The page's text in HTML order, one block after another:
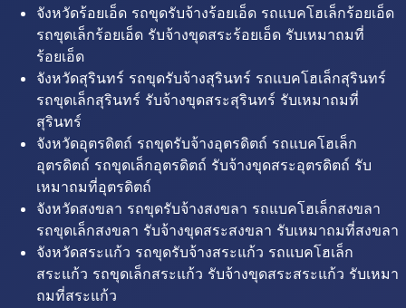
จังหวัดร้อยเอ็ด รถขุดรับจ้างร้อยเอ็ด รถแบคโฮเล็กร้อยเอ็ด
รถขุดเล็กร้อยเอ็ด รับจ้างขุดสระร้อยเอ็ด รับเหมาถมที่
ร้อยเอ็ด
จังหวัดสุรินทร์ รถขุดรับจ้างสุรินทร์ รถแบคโฮเล็กสุรินทร์
รถขุดเล็กสุรินทร์ รับจ้างขุดสระสุรินทร์ รับเหมาถมที่
สุรินทร์
จังหวัดอุตรดิตถ์ รถขุดรับจ้างอุตรดิตถ์ รถแบคโฮเล็ก
อุตรดิตถ์ รถขุดเล็กอุตรดิตถ์ รับจ้างขุดสระอุตรดิตถ์ รับ
เหมาถมที่อุตรดิตถ์
จังหวัดสงขลา รถขุดรับจ้างสงขลา รถแบคโฮเล็กสงขลา
รถขุดเล็กสงขลา รับจ้างขุดสระสงขลา รับเหมาถมที่สงขลา
จังหวัดสระแก้ว รถขุดรับจ้างสระแก้ว รถแบคโฮเล็ก
สระแก้ว รถขุดเล็กสระแก้ว รับจ้างขุดสระสระแก้ว รับเหมา
ถมที่สระแก้ว